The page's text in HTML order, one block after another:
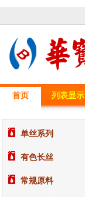
首页 列表显示
单丝系列
有色长丝
常规原料